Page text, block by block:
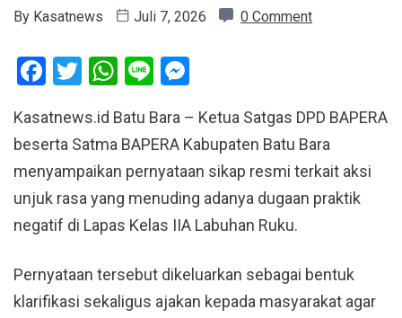
By Kasatnews Juli 7, 2026 0 Comment
Facebook
Twitter
WhatsApp
Line
Kasatnews.id Batu Bara – Ketua Satgas DPD BAPERA
beserta Satma BAPERA Kabupaten Batu Bara
menyampaikan pernyataan sikap resmi terkait aksi
unjuk rasa yang menuding adanya dugaan praktik
negatif di Lapas Kelas IIA Labuhan Ruku.
Pernyataan tersebut dikeluarkan sebagai bentuk
klarifikasi sekaligus ajakan kepada masyarakat agar